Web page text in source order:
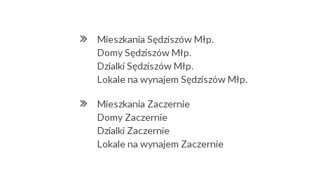
Mieszkania Sędziszów Młp.
Domy Sędziszów Młp.
Dzialki Sędziszów Młp.
Lokale na wynajem Sędziszów Młp.
Mieszkania Zaczernie
Domy Zaczernie
Dzialki Zaczernie
Lokale na wynajem Zaczernie